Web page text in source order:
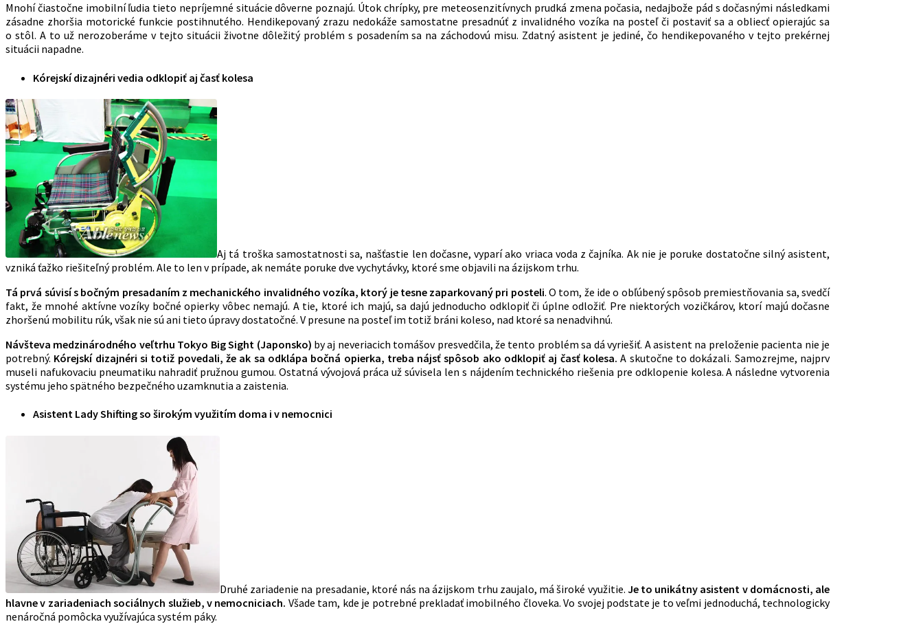
Mnohí čiastočne imobilní ľudia tieto nepríjemné situácie dôverne poznajú. Útok chrípky, pre meteosenzitívnych prudká zmena počasia, nedajbože pád s dočasnými následkami
zásadne zhoršia motorické funkcie postihnutého. Hendikepovaný zrazu nedokáže samostatne presadnúť z invalidného vozíka na posteľ či postaviť sa a obliecť opierajúc sa
o stôl. A to už nerozoberáme v tejto situácii životne dôležitý problém s posadením sa na záchodovú misu. Zdatný asistent je jediné, čo hendikepovaného v tejto prekérnej
situácii napadne.
Kórejskí dizajnéri vedia odklopiť aj časť kolesa
Aj tá troška samostatnosti sa, našťastie len dočasne, vyparí ako vriaca voda z čajníka. Ak nie je poruke dostatočne silný asistent,
vzniká ťažko riešiteľný problém. Ale to len v prípade, ak nemáte poruke dve vychytávky, ktoré sme objavili na ázijskom trhu.
Tá prvá súvisí s bočným presadaním z mechanického invalidného vozíka, ktorý je tesne zaparkovaný pri posteli. O tom, že ide o obľúbený spôsob premiestňovania sa, svedčí
fakt, že mnohé aktívne vozíky bočné opierky vôbec nemajú. A tie, ktoré ich majú, sa dajú jednoducho odklopiť či úplne odložiť. Pre niektorých vozičkárov, ktorí majú dočasne
zhoršenú mobilitu rúk, však nie sú ani tieto úpravy dostatočné. V presune na posteľ im totiž bráni koleso, nad ktoré sa nenadvihnú.
Návšteva medzinárodného veľtrhu Tokyo Big Sight (Japonsko) by aj neveriacich tomášov presvedčila, že tento problém sa dá vyriešiť. A asistent na preloženie pacienta nie je
potrebný. Kórejskí dizajnéri si totiž povedali, že ak sa odklápa bočná opierka, treba nájsť spôsob ako odklopiť aj časť kolesa.A skutočne to dokázali. Samozrejme, najprv
museli nafukovaciu pneumatiku nahradiť pružnou gumou. Ostatná vývojová práca už súvisela len s nájdením technického riešenia pre odklopenie kolesa. A následne vytvorenia
systému jeho spätného bezpečného uzamknutia a zaistenia.
Asistent Lady Shifting so širokým využitím doma i v nemocnici
Druhé zariadenie na presadanie, ktoré nás na ázijskom trhu zaujalo, má široké využitie. Je to unikátny asistent v domácnosti, ale
hlavne v zariadeniach sociálnych služieb, v nemocniciach. Všade tam, kde je potrebné prekladať imobilného človeka. Vo svojej podstate je to veľmi jednoduchá, technologicky
nenáročná pomôcka využívajúca systém páky.